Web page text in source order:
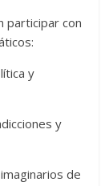
participar con
y
y
de